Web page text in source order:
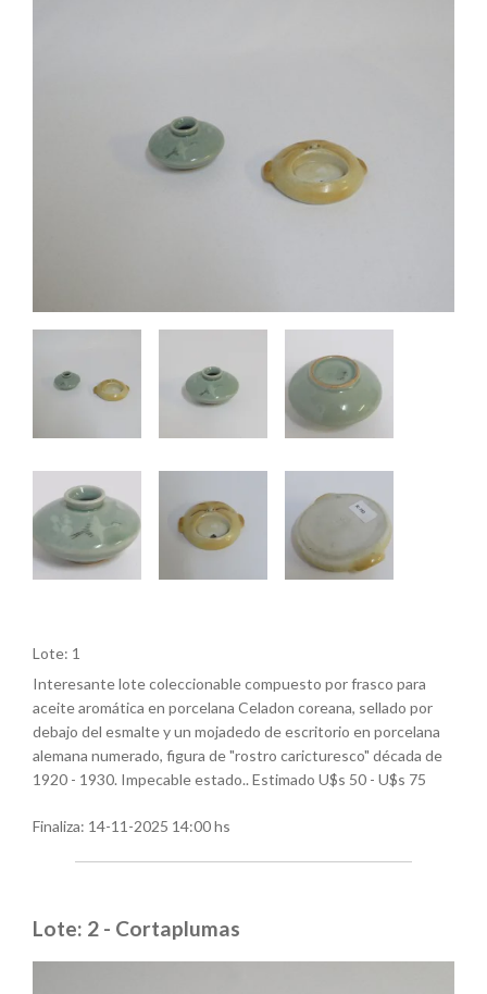
Lote: 1
Interesante lote coleccionable compuesto por frasco para
aceite aromática en porcelana Celadon coreana, sellado por
debajo del esmalte y un mojadedo de escritorio en porcelana
alemana numerado, figura de "rostro caricturesco" década de
1920 - 1930. Impecable estado.. Estimado U$s 50 - U$s 75
Finaliza: 14-11-2025 14:00 hs
Lote: 2 - Cortaplumas